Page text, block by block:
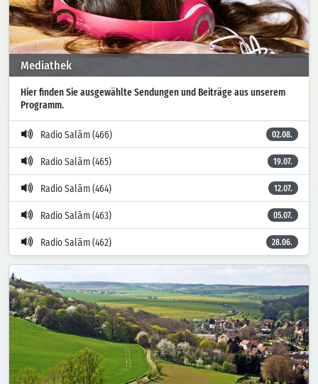
Mediathek
Hier finden Sie ausgewählte Sendungen und Beiträge aus unserem
Programm.
Radio Salām (466) 02.08.
Radio Salām (465) 19.07.
Radio Salām (464) 12.07.
Radio Salām (463) 05.07.
Radio Salām (462) 28.06.